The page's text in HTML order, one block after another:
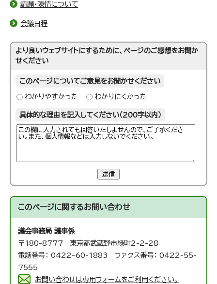
請願・陳情について
会議日程
より良いウェブサイトにするために、ページのご感想をお聞か
せください
このページについてご意見をお聞かせください
わかりやすかった わかりにくかった
具体的な理由を記入してください（200字以内）
送信
このページに関するお問い合わせ
議会事務局 議事係
〒180-8777 東京都武蔵野市緑町2-2-28
電話番号： 0422-60-1883 ファクス番号： 0422-55-
7555
お問い合わせは専用フォームをご利用ください。